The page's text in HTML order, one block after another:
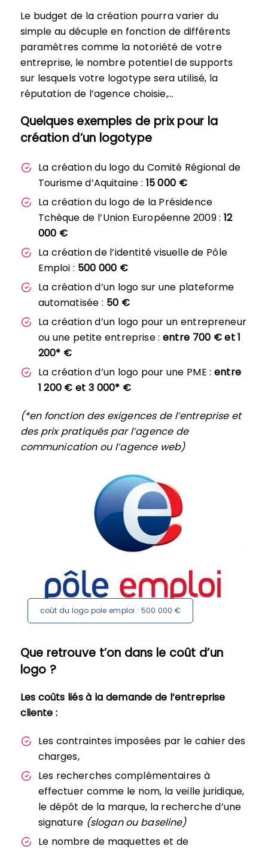
Le budget de la création pourra varier du
simple au décuple en fonction de différents
paramètres comme la notoriété de votre
entreprise, le nombre potentiel de supports
sur lesquels votre logotype sera utilisé, la
réputation de l’agence choisie,…
Quelques exemples de prix pour la
création d’un logotype
La création du logo du Comité Régional de
Tourisme d’Aquitaine : 15 000 €
La création du logo de la Présidence
Tchèque de l’Union Européenne 2009 :12
000 €
La création de l’identité visuelle de Pôle
Emploi : 500 000 €
La création d’un logo sur une plateforme
automatisée : 50 €
La création d’un logo pour un entrepreneur
ou une petite entreprise :entre 700 € et 1
200* €
La création d’un logo pour une PME :entre
1 200 € et 3 000* €
(*en fonction des exigences de l’entreprise et
des prix pratiqués par l’agence de
communication ou l’agence web)
coût du logo pole emploi : 500 000 €
Que retrouve t’on dans le coût d’un
logo ?
Les coûts liés à la demande de l’entreprise
cliente :
Les contraintes imposées par le cahier des
charges,
Les recherches complémentaires à
effectuer comme le nom, la veille juridique,
le dépôt de la marque, la recherche d’une
signature (slogan ou baseline)
Le nombre de maquettes et de